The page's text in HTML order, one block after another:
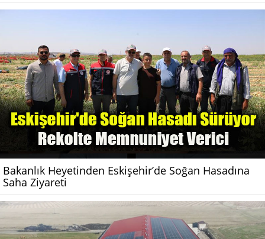
Bakanlık Heyetinden Eskişehir’de Soğan Hasadına
Saha Ziyareti